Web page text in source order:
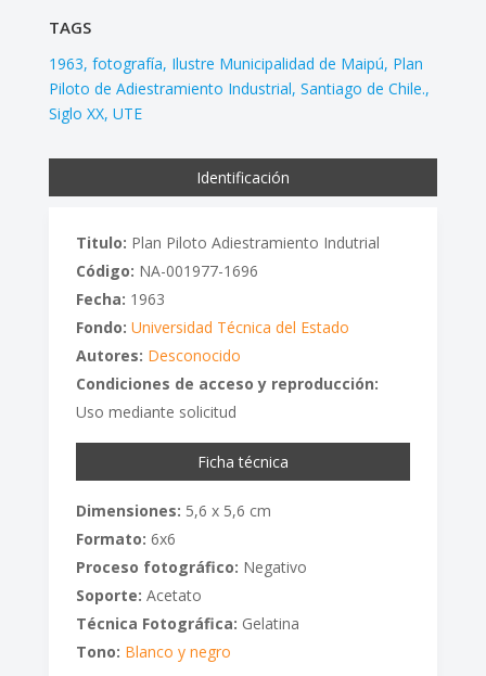
TAGS
1963 fotografía Ilustre Municipalidad de Maipú Plan
Piloto de Adiestramiento Industrial Santiago de Chile.
Siglo XX UTE
Identificación
Titulo: Plan Piloto Adiestramiento Indutrial
Código: NA-001977-1696
Fecha: 1963
Fondo: Universidad Técnica del Estado
Autores: Desconocido
Condiciones de acceso y reproducción:
Uso mediante solicitud
Ficha técnica
Dimensiones: 5,6 x 5,6 cm
Formato: 6x6
Proceso fotográfico: Negativo
Soporte: Acetato
Técnica Fotográfica: Gelatina
Tono: Blanco y negro